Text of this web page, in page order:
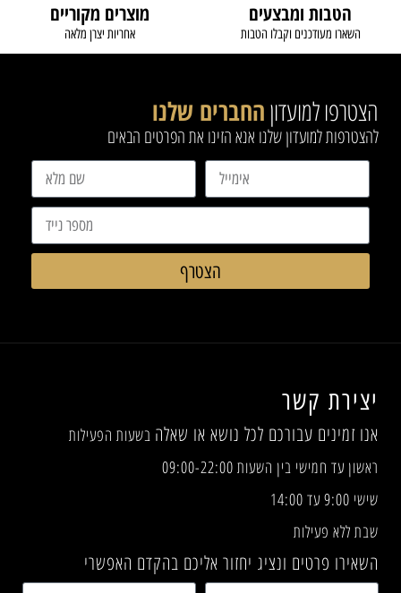
מוצרים מקוריים
אחריות יצרן מלאה
הטבות ומבצעים
השארו מעודכנים וקבלו הטבות
הצטרפו למועדוןהחברים שלנו
להצטרפות למועדון שלנו אנא הזינו את הפרטים הבאים
הצטרף
יצירת קשר
אנו זמינים עבורכם לכל נושא או שאלה בשעות הפעילות
ראשון עד חמישי בין השעות 09:00-22:00
שישי 9:00 עד 14:00
שבת ללא פעילות
השאירו פרטים ונציג יחזור אליכם בהקדם האפשרי